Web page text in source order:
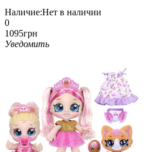
Наличие:Нет в наличии
0
1095грн
Уведомить